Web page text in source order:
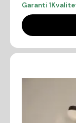
Garanti 1